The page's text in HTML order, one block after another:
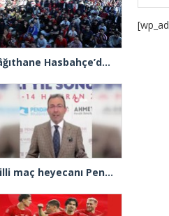
Kâğıthane Hasbahçe’de yoğun katılımla Dünya Kupası heyecanı yaşandı
Milli maç heyecanı Pendik’te dev ekranda yaşanacak